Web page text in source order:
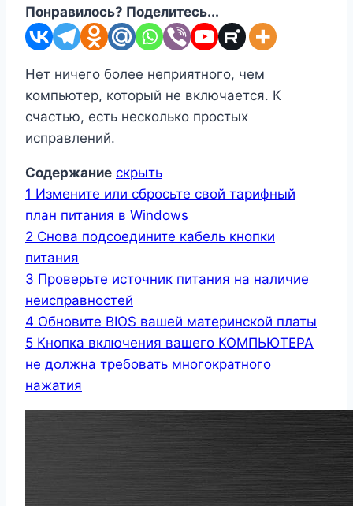
Понравилось? Поделитесь...
Нет ничего более неприятного, чем
компьютер, который не включается. К
счастью, есть несколько простых
исправлений.
Содержание скрыть
1 Измените или сбросьте свой тарифный
план питания в Windows
2 Снова подсоедините кабель кнопки
питания
3 Проверьте источник питания на наличие
неисправностей
4 Обновите BIOS вашей материнской платы
5 Кнопка включения вашего КОМПЬЮТЕРА
не должна требовать многократного
нажатия